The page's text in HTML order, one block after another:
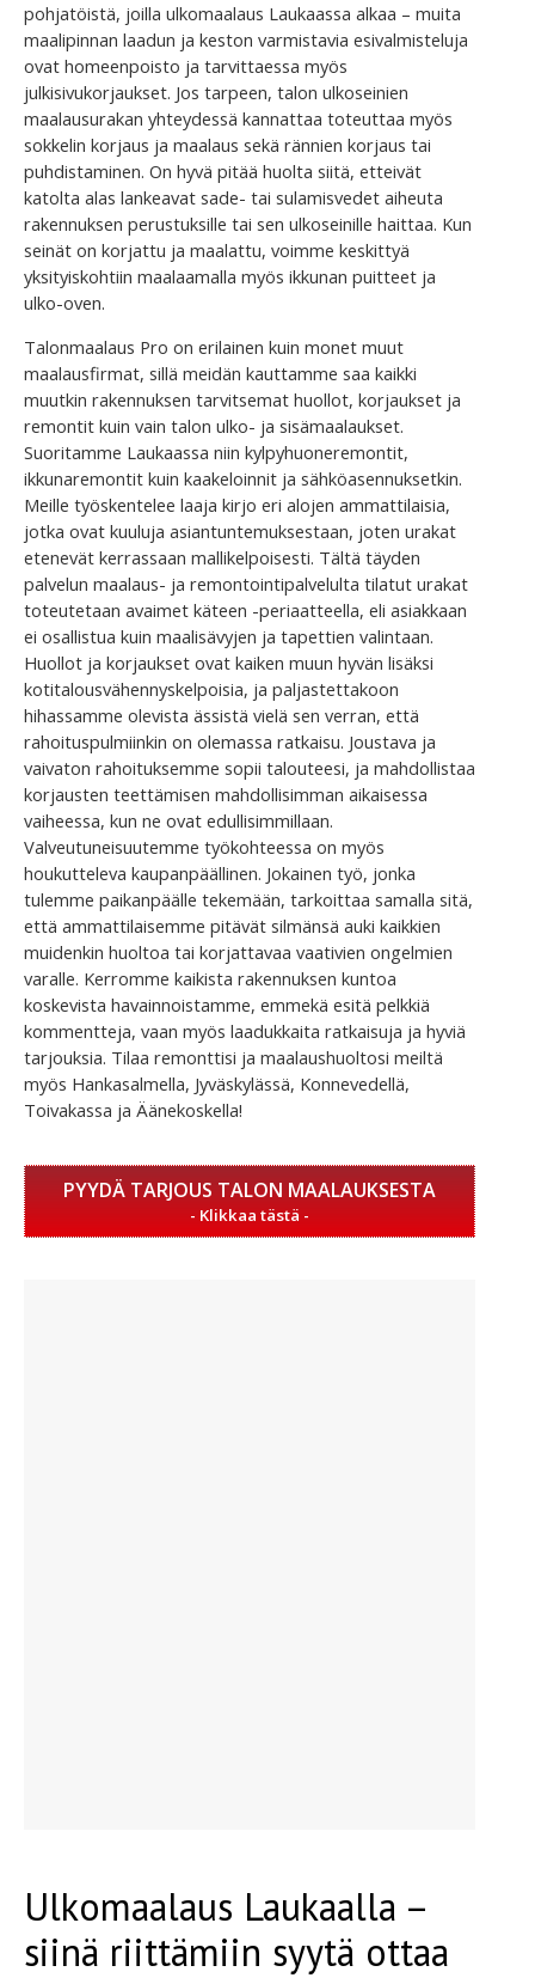
pohjatöistä, joilla ulkomaalaus Laukaassa alkaa – muita
maalipinnan laadun ja keston varmistavia esivalmisteluja
ovat homeenpoisto ja tarvittaessa myös
julkisivukorjaukset. Jos tarpeen, talon ulkoseinien
maalausurakan yhteydessä kannattaa toteuttaa myös
sokkelin korjaus ja maalaus sekä rännien korjaus tai
puhdistaminen. On hyvä pitää huolta siitä, etteivät
katolta alas lankeavat sade- tai sulamisvedet aiheuta
rakennuksen perustuksille tai sen ulkoseinille haittaa. Kun
seinät on korjattu ja maalattu, voimme keskittyä
yksityiskohtiin maalaamalla myös ikkunan puitteet ja
ulko-oven.
Talonmaalaus Pro on erilainen kuin monet muut
maalausfirmat, sillä meidän kauttamme saa kaikki
muutkin rakennuksen tarvitsemat huollot, korjaukset ja
remontit kuin vain talon ulko- ja sisämaalaukset.
Suoritamme Laukaassa niin kylpyhuoneremontit,
ikkunaremontit kuin kaakeloinnit ja sähköasennuksetkin.
Meille työskentelee laaja kirjo eri alojen ammattilaisia,
jotka ovat kuuluja asiantuntemuksestaan, joten urakat
etenevät kerrassaan mallikelpoisesti. Tältä täyden
palvelun maalaus- ja remontointipalvelulta tilatut urakat
toteutetaan avaimet käteen -periaatteella, eli asiakkaan
ei osallistua kuin maalisävyjen ja tapettien valintaan.
Huollot ja korjaukset ovat kaiken muun hyvän lisäksi
kotitalousvähennyskelpoisia, ja paljastettakoon
hihassamme olevista ässistä vielä sen verran, että
rahoituspulmiinkin on olemassa ratkaisu. Joustava ja
vaivaton rahoituksemme sopii talouteesi, ja mahdollistaa
korjausten teettämisen mahdollisimman aikaisessa
vaiheessa, kun ne ovat edullisimmillaan.
Valveutuneisuutemme työkohteessa on myös
houkutteleva kaupanpäällinen. Jokainen työ, jonka
tulemme paikanpäälle tekemään, tarkoittaa samalla sitä,
että ammattilaisemme pitävät silmänsä auki kaikkien
muidenkin huoltoa tai korjattavaa vaativien ongelmien
varalle. Kerromme kaikista rakennuksen kuntoa
koskevista havainnoistamme, emmekä esitä pelkkiä
kommentteja, vaan myös laadukkaita ratkaisuja ja hyviä
tarjouksia. Tilaa remonttisi ja maalaushuoltosi meiltä
myös Hankasalmella, Jyväskylässä, Konnevedellä,
Toivakassa ja Äänekoskella!
PYYDÄ TARJOUS TALON MAALAUKSESTA
Ulkomaalaus Laukaalla –
siinä riittämiin syytä ottaa